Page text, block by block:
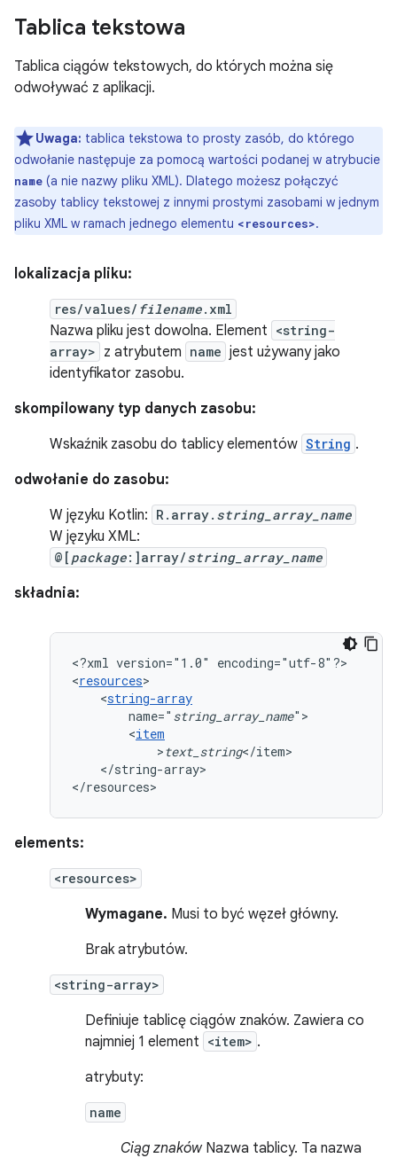
Tablica tekstowa
Tablica ciągów tekstowych, do których można się
odwoływać z aplikacji.
Uwaga: tablica tekstowa to prosty zasób, do którego
odwołanie następuje za pomocą wartości podanej w atrybucie
name (a nie nazwy pliku XML). Dlatego możesz połączyć
zasoby tablicy tekstowej z innymi prostymi zasobami w jednym
pliku XML w ramach jednego elementu <resources>.
lokalizacja pliku:
res/values/ filename.xml
Nazwa pliku jest dowolna. Element <string-
array> z atrybutem name jest używany jako
identyfikator zasobu.
skompilowany typ danych zasobu:
Wskaźnik zasobu do tablicy elementów String .
odwołanie do zasobu:
W języku Kotlin: R.array. string_array_name
W języku XML:
@[ package:]array/string_array_name
składnia:
<?xml version="1.0"
encoding="utf-8"?>
<resources
<string-array
name=" string_array_name
<item
>text_string
</string-array>
</resources>
elements:
<resources>
Wymagane. Musi to być węzeł główny.
Brak atrybutów.
<string-array>
Definiuje tablicę ciągów znaków. Zawiera co
najmniej 1 element <item> .
atrybuty:
name
Ciąg znakówNazwa tablicy. Ta nazwa